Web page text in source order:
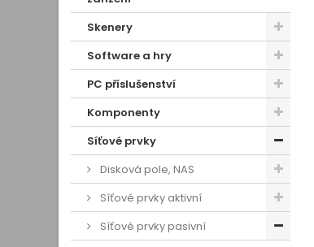
Skenery
Software a hry
PC příslušenství
Komponenty
Síťové prvky
Disková pole, NAS
Síťové prvky aktivní
Síťové prvky pasivní